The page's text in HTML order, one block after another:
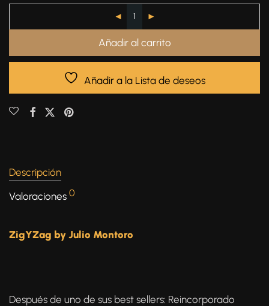
Añadir al carrito
Añadir a la Lista de deseos
Descripción
Valoraciones 0
ZigYZag by Julio Montoro
Después de uno de sus best sellers: Reincorporado